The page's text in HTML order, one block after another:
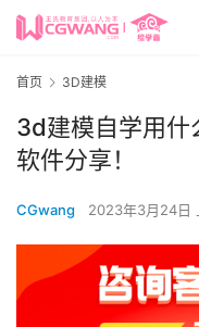
首页 3D建模
3d建模自学用什
软件分享！
CGwang 2023年3月24日